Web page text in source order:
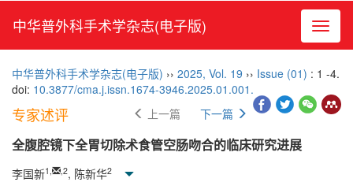
导航
中华普外科手术学杂志(电子版)
中华普外科手术学杂志(电子版) ›› 2025, Vol. 19 ›› Issue (01) : 1 -4.
doi: 10.3877/cma.j.issn.1674-3946.2025.01.001.
专家述评 上一篇 下一篇
全腹腔镜下全胃切除术食管空肠吻合的临床研究进展
李国新1 2, 陈新华2